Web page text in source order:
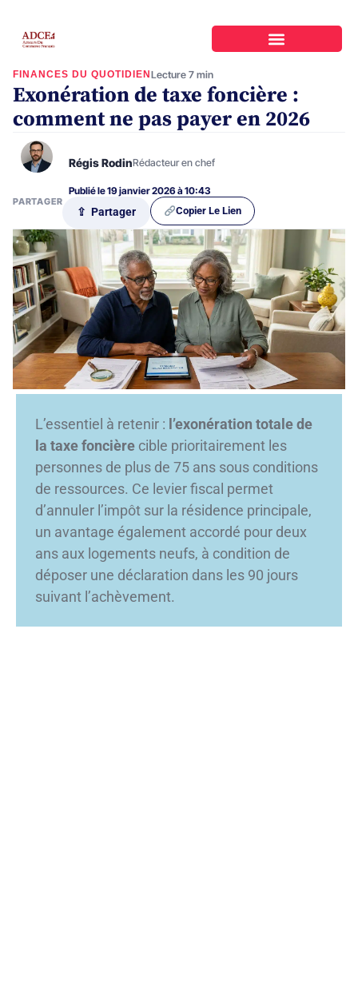
FINANCES DU QUOTIDIENLecture 7 min
Exonération de taxe foncière :
comment ne pas payer en 2026
Régis RodinRédacteur en chef
Publié le 19 janvier 2026 à 10:43
PARTAGER
⇪ Partager Copier Le Lien
L’essentiel à retenir : l’exonération totale de
la taxe foncière cible prioritairement les
personnes de plus de 75 ans sous conditions
de ressources. Ce levier fiscal permet
d’annuler l’impôt sur la résidence principale,
un avantage également accordé pour deux
ans aux logements neufs, à condition de
déposer une déclaration dans les 90 jours
suivant l’achèvement.